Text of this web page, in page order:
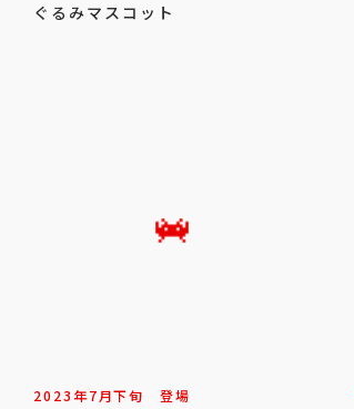
ぐるみマスコット
2023年7月下旬 登場